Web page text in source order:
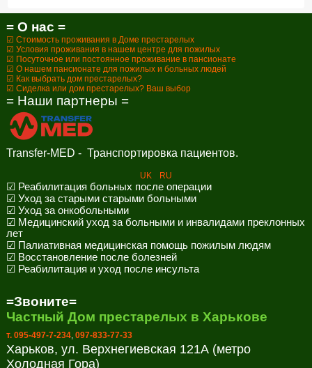
= О нас =
☑ Стоимость проживания в Доме престарелых
☑ Условия проживания в нашем центре для пожилых
☑ Посуточное или постоянное проживание в пансионате
☑ О нашем пансионате для пожилых и больных людей
☑ Как выбрать дом престарелых?
☑ Сиделка или дом престарелых? Ваш выбор
= Наши партнеры =
Transfer-MED - Транспортировка пациентов.
UK RU
☑ Реабилитация больных после операции
☑ Уход за старыми старыми больными
☑ Уход за онкобольными
☑ Медицинский уход за больными и инвалидами преклонных
лет
☑ Палиативная медицинская помощь пожилым людям
☑ Восстановление после болезней
☑ Реабилитация и уход после инсульта
=Звоните=
Частный Дом престарелых в Харькове
т. 095-497-7-234, 097-833-77-33
Харьков, ул. Верхнегиевская 121А (метро
Холодная Гора)